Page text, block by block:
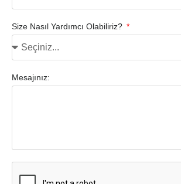
Size Nasıl Yardımcı Olabiliriz?
Mesajınız: